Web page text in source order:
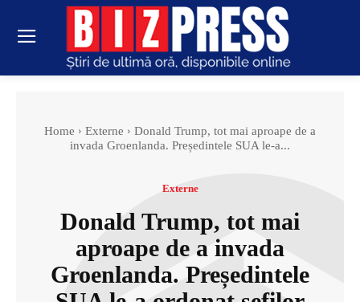
Home Externe
Donald Trump, tot mai aproape de a
invada Groenlanda. Președintele SUA le-a...
Externe
Donald Trump, tot mai
aproape de a invada
Groenlanda. Președintele